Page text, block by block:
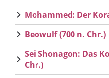
Mohammed: Der
Beowulf (700 n. Chr.)
Sei Shonagon: Das
Chr.)